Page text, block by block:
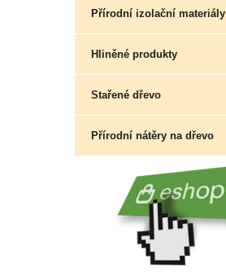
Přírodní izolační materiály
Hliněné produkty
Stařené dřevo
Přírodní nátěry na dřevo